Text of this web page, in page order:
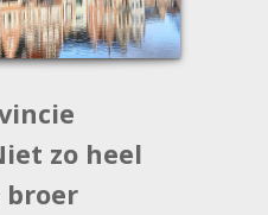
zo heel
broer